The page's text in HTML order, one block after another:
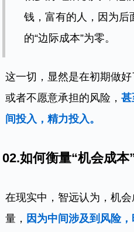
钱，富有的人，因为后
的“边际成本”为零。
这一切，显然是在初期做
或者不愿意承担的风险，甚
间投入，精力投入。
02.如何衡量“机会成本
在现实中，智远认为，机
量， 因为中间涉及到风险